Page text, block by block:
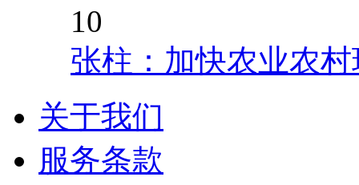
10
张柱：加快农业农
关于我们
服务条款